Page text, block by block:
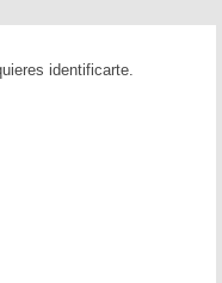
identificarte.